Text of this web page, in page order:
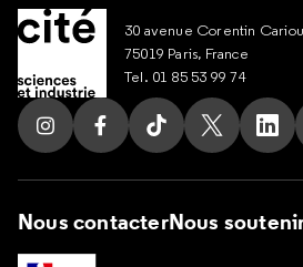
30 avenue Corentin Cariou
75019 Paris, France
Tel. 01 85 53 99 74
Suivez nous sur Instagram
Suivez nous sur
Suivez nous sur
Suivez
Nous contacterNous